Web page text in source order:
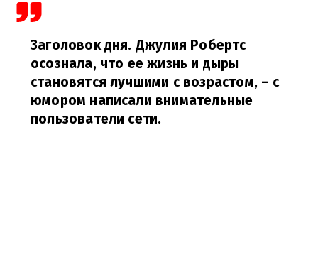
Заголовок дня. Джулия Робертс
осознала, что ее жизнь и дыры
становятся лучшими с возрастом, – с
юмором написали внимательные
пользователи сети.